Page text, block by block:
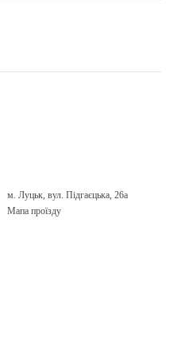
м. Луцьк, вул. Підгаєцька, 26а
Мапа проїзду